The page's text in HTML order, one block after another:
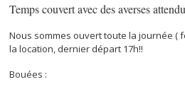
Temps couvert avec des averses
Nous sommes ouvert toute la journée (
la location, dernier départ 17h!!
Bouées :